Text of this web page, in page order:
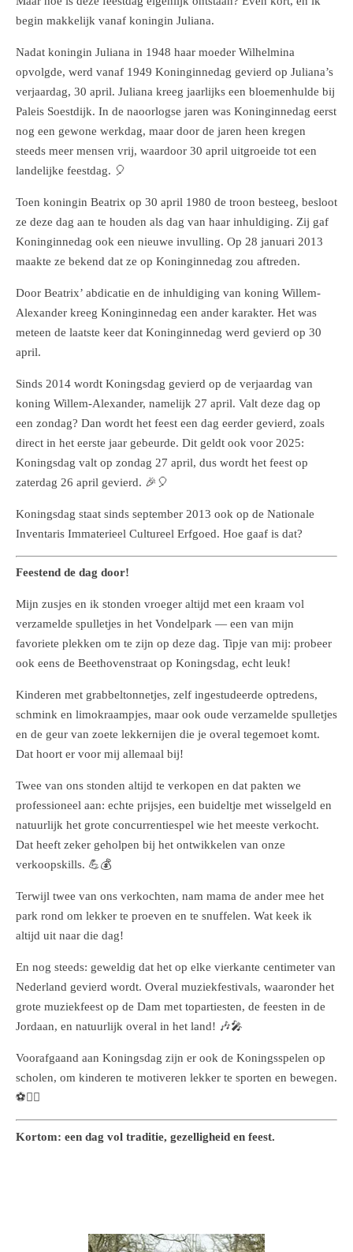
begin makkelijk vanaf koningin Juliana.
Nadat koningin Juliana in 1948 haar moeder Wilhelmina
opvolgde, werd vanaf 1949 Koninginnedag gevierd op Juliana’s
verjaardag, 30 april. Juliana kreeg jaarlijks een bloemenhulde bij
Paleis Soestdijk. In de naoorlogse jaren was Koninginnedag eerst
nog een gewone werkdag, maar door de jaren heen kregen
steeds meer mensen vrij, waardoor 30 april uitgroeide tot een
landelijke feestdag. 🎈
Toen koningin Beatrix op 30 april 1980 de troon besteeg, besloot
ze deze dag aan te houden als dag van haar inhuldiging. Zij gaf
Koninginnedag ook een nieuwe invulling. Op 28 januari 2013
maakte ze bekend dat ze op Koninginnedag zou aftreden.
Door Beatrix’ abdicatie en de inhuldiging van koning Willem-
Alexander kreeg Koninginnedag een ander karakter. Het was
meteen de laatste keer dat Koninginnedag werd gevierd op 30
april.
Sinds 2014 wordt Koningsdag gevierd op de verjaardag van
koning Willem-Alexander, namelijk 27 april. Valt deze dag op
een zondag? Dan wordt het feest een dag eerder gevierd, zoals
direct in het eerste jaar gebeurde. Dit geldt ook voor 2025:
Koningsdag valt op zondag 27 april, dus wordt het feest op
zaterdag 26 april gevierd. 🎉🎈
Koningsdag staat sinds september 2013 ook op de Nationale
Inventaris Immaterieel Cultureel Erfgoed. Hoe gaaf is dat?
Feestend de dag door!
Mijn zusjes en ik stonden vroeger altijd met een kraam vol
verzamelde spulletjes in het Vondelpark — een van mijn
favoriete plekken om te zijn op deze dag. Tipje van mij: probeer
ook eens de Beethovenstraat op Koningsdag, echt leuk!
Kinderen met grabbeltonnetjes, zelf ingestudeerde optredens,
schmink en limokraampjes, maar ook oude verzamelde spulletjes
en de geur van zoete lekkernijen die je overal tegemoet komt.
Dat hoort er voor mij allemaal bij!
Twee van ons stonden altijd te verkopen en dat pakten we
professioneel aan: echte prijsjes, een buideltje met wisselgeld en
natuurlijk het grote concurrentiespel wie het meeste verkocht.
Dat heeft zeker geholpen bij het ontwikkelen van onze
verkoopskills. 💪💰
Terwijl twee van ons verkochten, nam mama de ander mee het
park rond om lekker te proeven en te snuffelen. Wat keek ik
altijd uit naar die dag!
En nog steeds: geweldig dat het op elke vierkante centimeter van
Nederland gevierd wordt. Overal muziekfestivals, waaronder het
grote muziekfeest op de Dam met topartiesten, de feesten in de
Jordaan, en natuurlijk overal in het land! 🎶🎤
Voorafgaand aan Koningsdag zijn er ook de Koningsspelen op
scholen, om kinderen te motiveren lekker te sporten en bewegen.
⚽🏃‍♀️
Kortom: een dag vol traditie, gezelligheid en feest.